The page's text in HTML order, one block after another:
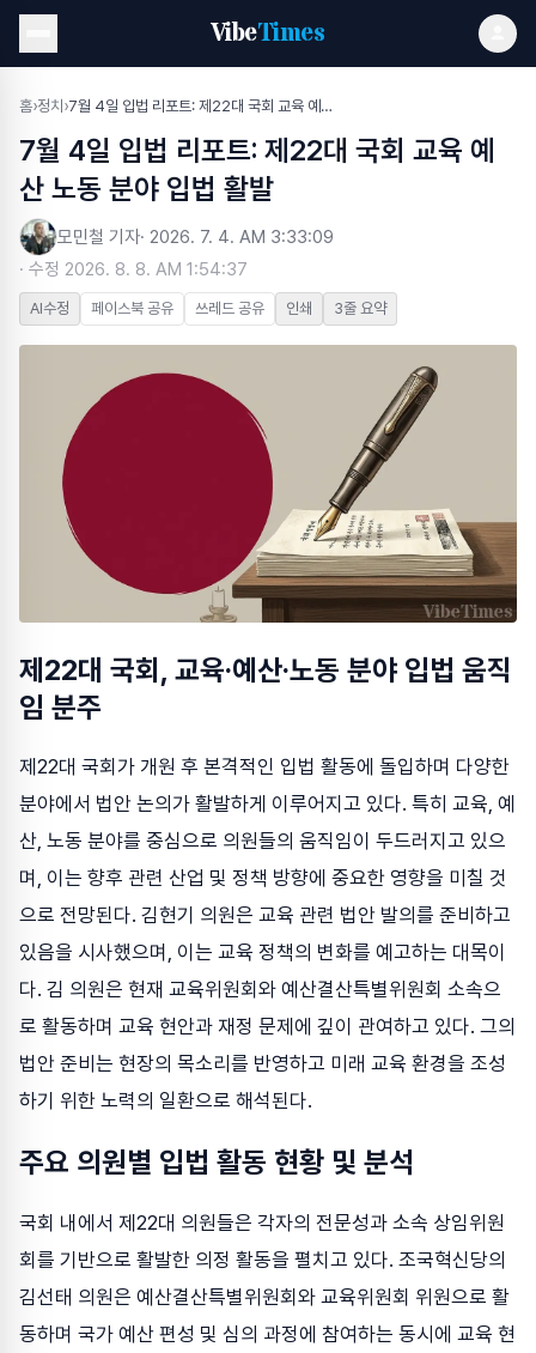
VibeTimes
홈›정치 › 7월 4일 입법 리포트: 제22대 국회 교육 예산 노동 분야 입법 활발
7월 4일 입법 리포트: 제22대 국회 교육 예
산 노동 분야 입법 활발
모민철 기자· 2026. 7. 4. AM 3:33:09
· 수정 2026. 8. 8. AM 1:54:37
AI수정 페이스북 공유 쓰레드 공유 인쇄 3줄 요약
제22대 국회, 교육·예산·노동 분야 입법 움직
임 분주
제22대 국회가 개원 후 본격적인 입법 활동에 돌입하며 다양한
분야에서 법안 논의가 활발하게 이루어지고 있다. 특히 교육, 예
산, 노동 분야를 중심으로 의원들의 움직임이 두드러지고 있으
며, 이는 향후 관련 산업 및 정책 방향에 중요한 영향을 미칠 것
으로 전망된다. 김현기 의원은 교육 관련 법안 발의를 준비하고
있음을 시사했으며, 이는 교육 정책의 변화를 예고하는 대목이
다. 김 의원은 현재 교육위원회와 예산결산특별위원회 소속으
로 활동하며 교육 현안과 재정 문제에 깊이 관여하고 있다. 그의
법안 준비는 현장의 목소리를 반영하고 미래 교육 환경을 조성
하기 위한 노력의 일환으로 해석된다.
주요 의원별 입법 활동 현황 및 분석
국회 내에서 제22대 의원들은 각자의 전문성과 소속 상임위원
회를 기반으로 활발한 의정 활동을 펼치고 있다. 조국혁신당의
김선태 의원은 예산결산특별위원회와 교육위원회 위원으로 활
동하며 국가 예산 편성 및 심의 과정에 참여하는 동시에 교육 현